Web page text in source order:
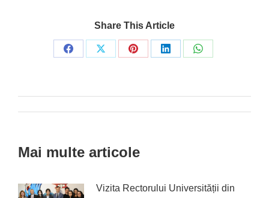
Share This Article
Share
Share
Share
Share
Share
Post
Mai multe articole
Vizita Rectorului Universității din